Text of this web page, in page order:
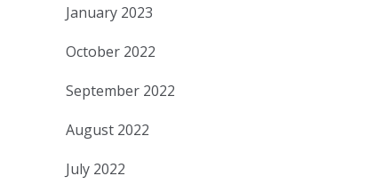
January 2023
October 2022
September 2022
August 2022
July 2022